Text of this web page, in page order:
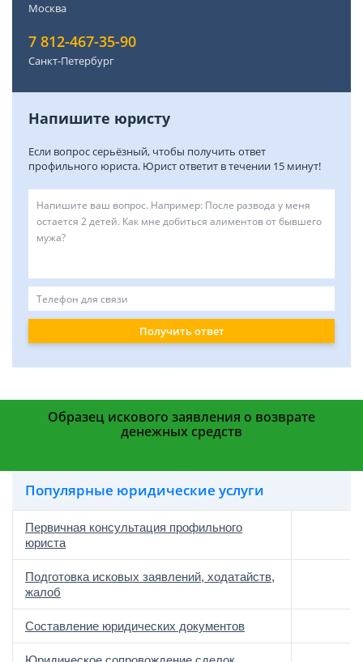
Москва
7 812-467-35-90
Санкт-Петербург
Напишите юристу
Если вопрос серьёзный, чтобы получить ответ
профильного юриста. Юрист ответит в течении 15 минут!
Получить ответ
Образец искового заявления о возврате
денежных средств
Популярные юридические услуги
Первичная консультация профильного
юриста
Подготовка исковых заявлений, ходатайств,
жалоб
Составление юридических документов